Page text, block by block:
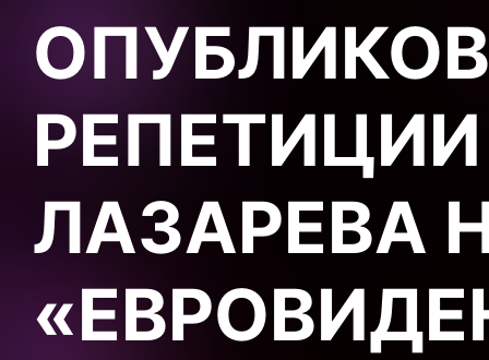
ЛАЗАРЕВА